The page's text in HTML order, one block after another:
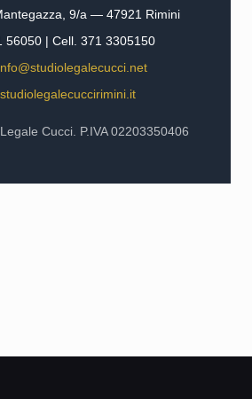
9/a — 47921 Rimini
56050 | Cell. 371 3305150
Cucci. P.IVA 02203350406